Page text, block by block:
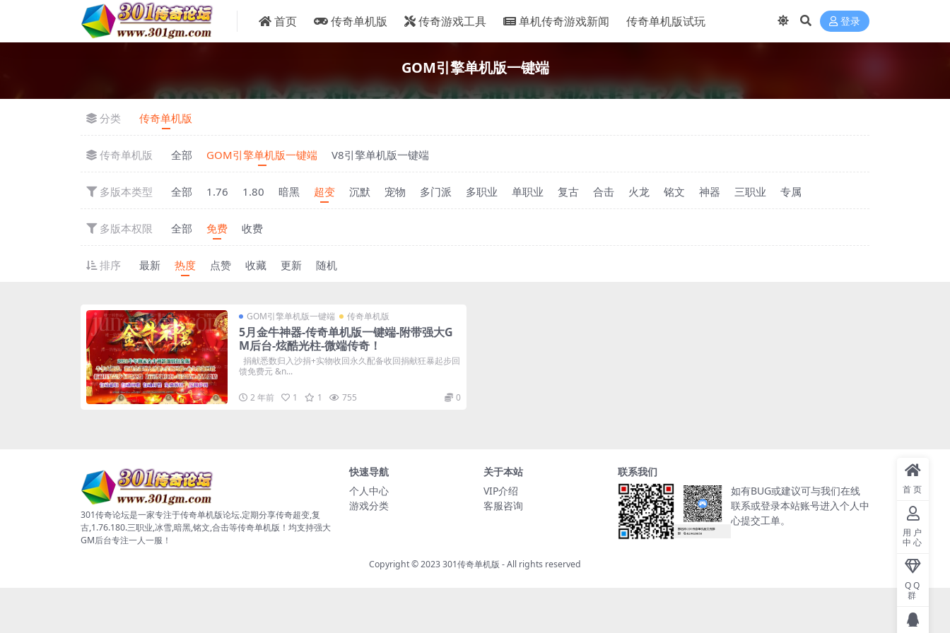
首页 传奇单机版 传奇游戏工具 单机传奇游戏新闻 传奇单机版试玩 登录
GOM引擎单机版一键端
分类 传奇单机版
传奇单机版 全部 GOM引擎单机版一键端 V8引擎单机版一键端
多版本类型 全部 1.76 1.80 暗黑 超变 沉默 宠物 多门派 多职业 单职业 复古 合击 火龙 铭文 神器 三职业 专属
多版本权限 全部 免费 收费
排序 最新 热度 点赞 收藏 更新 随机
GOM引擎单机版一键端 传奇单机版
5月金牛神器-传奇单机版一键端-附带强大G
M后台-炫酷光柱-微端传奇！
捐献悉数归入沙捐+实物收回永久配备收回捐献狂暴起步回
馈免费元 &n...
2 年前 1 1 755 0
301传奇论坛是一家专注于传奇单机版论坛.定期分享传奇超变,复
古,1.76.180.三职业,冰雪,暗黑,铭文,合击等传奇单机版！均支持强大
GM后台专注一人一服！
快速导航
个人中心
游戏分类
关于本站
VIP介绍
客服咨询
联系我们
如有BUG或建议可与我们在线
联系或登录本站账号进入个人中
心提交工单。
Copyright © 2023301传奇单机版 - All rights reserved
首页
用户
中心
QQ
群